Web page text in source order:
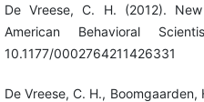
De Vreese, C. H. (2012).
American Behavioral
10.1177/0002764211426331
De Vreese, C. H., Boomgaarden,